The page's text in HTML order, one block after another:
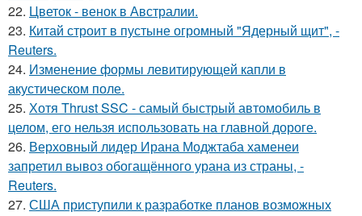
22. Цветок - венок в Австралии.
23. Китай строит в пустыне огромный "Ядерный щит", -
Reuters.
24. Изменение формы левитирующей капли в
акустическом поле.
25. Хотя Thrust SSC - самый быстрый автомобиль в
целом, его нельзя использовать на главной дороге.
26. Верховный лидер Ирана Моджтаба хаменеи
запретил вывоз обогащённого урана из страны, -
Reuters.
27. США приступили к разработке планов возможных